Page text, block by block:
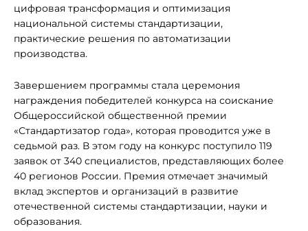
цифровая трансформация и оптимизация
национальной системы стандартизации,
практические решения по автоматизации
производства.
Завершением программы стала церемония
награждения победителей конкурса на соискание
Общероссийской общественной премии
«Стандартизатор года», которая проводится уже в
седьмой раз. В этом году на конкурс поступило 119
заявок от 340 специалистов, представляющих более
40 регионов России. Премия отмечает значимый
вклад экспертов и организаций в развитие
отечественной системы стандартизации, науки и
образования.